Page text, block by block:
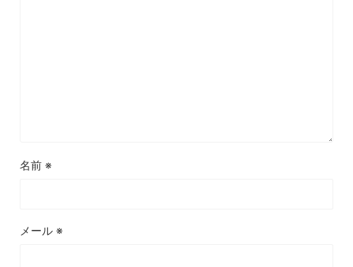
名前 ※
メール ※